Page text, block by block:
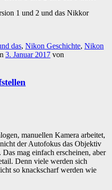
1 und 2 und das Nikkor
das, Nikon Geschichte, Nikon
3. Januar 2017 von
manuellen Kamera arbeitet,
der Autofokus das Objektiv
mag einfach erscheinen, aber
Denn viele werden sich
so knackscharf werden wie